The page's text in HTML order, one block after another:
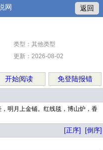
网 返回
类型：其他类型
更新：2026-08-02
开始阅读 免登陆报错
明月上金铺。红线毯，博山炉，香
[正序] [倒序]